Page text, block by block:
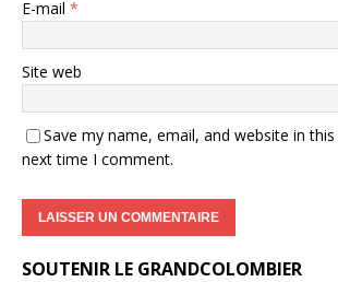
E-mail *
Site web
Save my name, email, and website in
next time I comment.
SOUTENIR LE GRANDCOLOMBIER